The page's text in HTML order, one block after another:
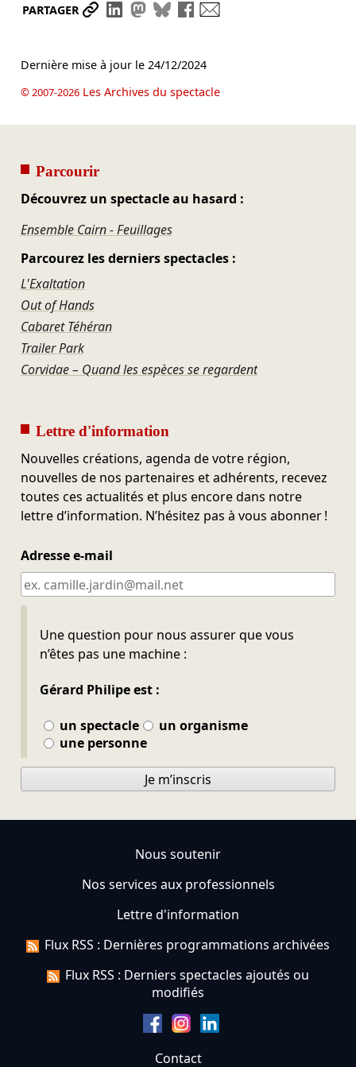
PARTAGER Partager le lien
Partager sur LinkedIn
Partager sur Mastodon
Partager sur Bluesky
Partager sur Facebook
Dernière mise à jour le 24/12/2024
© 2007-2026Les Archives du spectacle
Parcourir
Découvrez un spectacle au hasard :
Ensemble Cairn - Feuillages
Parcourez les derniers spectacles :
L'Exaltation
Out of Hands
Cabaret Téhéran
Trailer Park
Corvidae – Quand les espèces se regardent
Lettre d'information
Nouvelles créations, agenda de votre région,
nouvelles de nos partenaires et adhérents, recevez
toutes ces actualités et plus encore dans notre
lettre d’information. N’hésitez pas à vous abonner !
Adresse e-mail
Une question pour nous assurer que vous
n’êtes pas une machine :
Gérard Philipe est :
un spectacle
un organisme
une personne
Ne pas remplir
Je m’inscris
Nous soutenir
Nos services aux professionnels
Lettre d'information
Flux RSS : Dernières programmations archivées
Flux RSS : Derniers spectacles ajoutés ou
modifiés
Contact